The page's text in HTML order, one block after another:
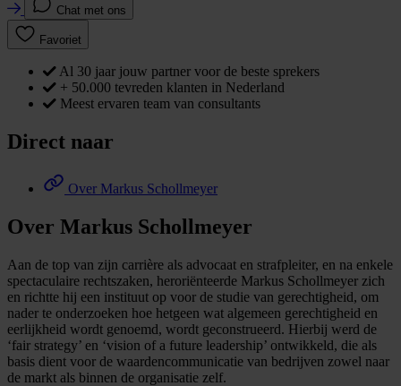
Chat met ons
Favoriet
Al 30 jaar jouw partner voor de beste sprekers
+ 50.000 tevreden klanten in Nederland
Meest ervaren team van consultants
Direct naar
Over Markus Schollmeyer
Over Markus Schollmeyer
Aan de top van zijn carrière als advocaat en strafpleiter, en na enkele
spectaculaire rechtszaken, heroriënteerde Markus Schollmeyer zich
en richtte hij een instituut op voor de studie van gerechtigheid, om
nader te onderzoeken hoe hetgeen wat algemeen gerechtigheid en
eerlijkheid wordt genoemd, wordt geconstrueerd. Hierbij werd de
‘fair strategy’ en ‘vision of a future leadership’ ontwikkeld, die als
basis dient voor de waardencommunicatie van bedrijven zowel naar
de markt als binnen de organisatie zelf.